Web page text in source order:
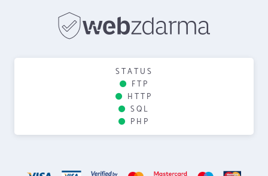
STATUS
FTP
HTTP
SQL
PHP